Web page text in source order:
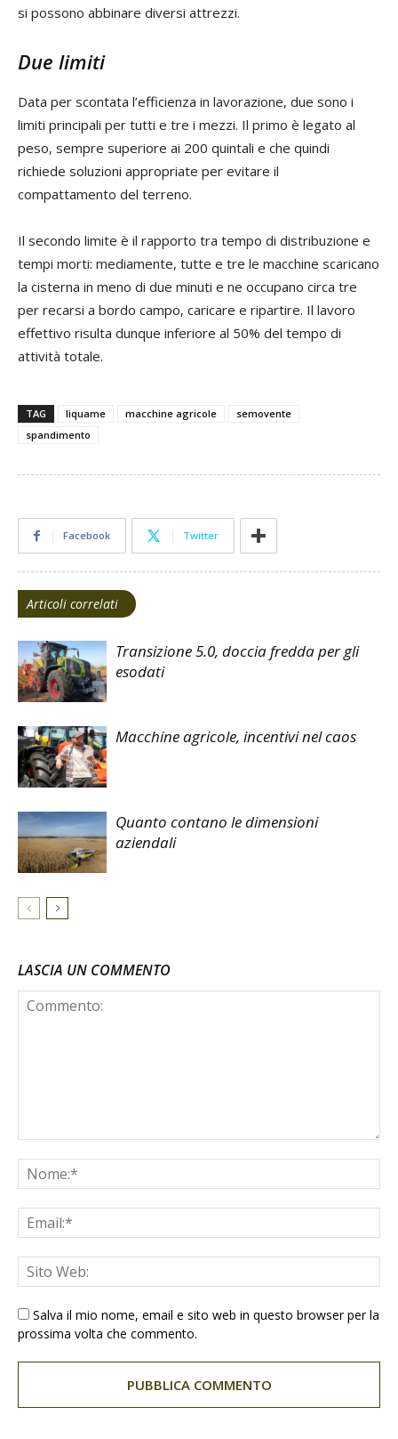
si possono abbinare diversi attrezzi.
Due limiti
Data per scontata l’efficienza in lavorazione, due sono i
limiti principali per tutti e tre i mezzi. Il primo è legato al
peso, sempre superiore ai 200 quintali e che quindi
richiede soluzioni appropriate per evitare il
compattamento del terreno.
Il secondo limite è il rapporto tra tempo di distribuzione e
tempi morti: mediamente, tutte e tre le macchine scaricano
la cisterna in meno di due minuti e ne occupano circa tre
per recarsi a bordo campo, caricare e ripartire. Il lavoro
effettivo risulta dunque inferiore al 50% del tempo di
attività totale.
TAG liquame macchine agricole
semovente
spandimento
Facebook Twitter
Articoli correlati
Transizione 5.0, doccia fredda per gli
esodati
Macchine agricole, incentivi nel caos
Quanto contano le dimensioni
aziendali
LASCIA UN COMMENTO
Salva il mio nome, email e sito web in questo browser per la
prossima volta che commento.